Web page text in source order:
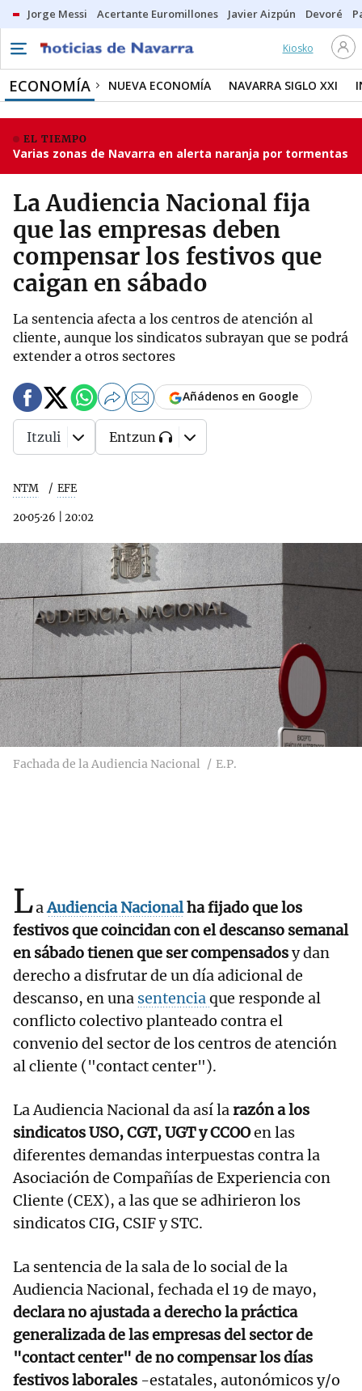
Jorge Messi Acertante Euromillones Javier Aizpún Devoré
Kiosko
ECONOMÍA NUEVA ECONOMÍA NAVARRA SIGLO XXI
EL TIEMPO
Varias zonas de Navarra en alerta naranja por tormentas
La Audiencia Nacional fija
que las empresas deben
compensar los festivos que
caigan en sábado
La sentencia afecta a los centros de atención al
cliente, aunque los sindicatos subrayan que se podrá
extender a otros sectores
NTM EFE
20·05·26 20:02
Añádenos en Google
Itzuli Entzun
Fachada de la Audiencia Nacional E.P.
LaAudiencia Nacionalha fijado que los
festivos que coincidan con el descanso semanal
en sábado tienen que ser compensadosy dan
derecho a disfrutar de un día adicional de
descanso, en una sentenciaque responde al
conflicto colectivo planteado contra el
convenio del sector de los centros de atención
al cliente ("contact center").
La Audiencia Nacional da así larazón a los
sindicatos USO, CGT, UGT y CCOOen las
diferentes demandas interpuestas contra la
Asociación de Compañías de Experiencia con
Cliente (CEX), a las que se adhirieron los
sindicatos CIG, CSIF y STC.
La sentencia de la sala de lo social de la
Audiencia Nacional, fechada el 19 de mayo,
declara no ajustada a derecho la práctica
generalizada de las empresas del sector de
"contact center" de no compensar los días
festivos laborales -estatales, autonómicos y/o